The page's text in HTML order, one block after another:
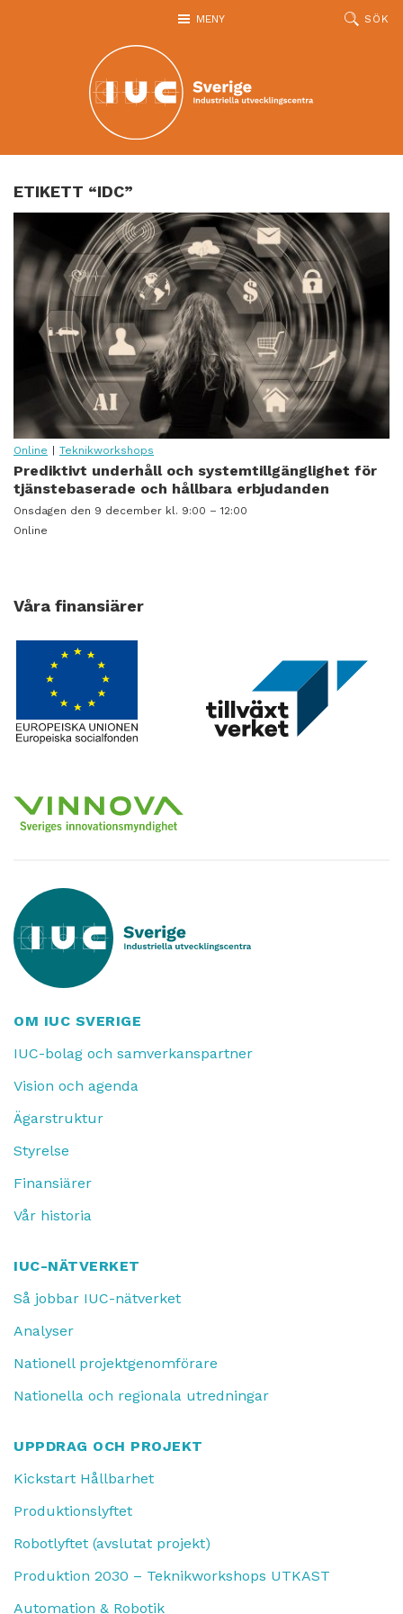
MENY SÖK
ETIKETT “IDC”
Online | Teknikworkshops
Prediktivt underhåll och systemtillgänglighet för
tjänstebaserade och hållbara erbjudanden
Onsdagen den 9 december kl. 9:00 – 12:00
Online
Våra finansiärer
OM IUC SVERIGE
IUC-bolag och samverkanspartner
Vision och agenda
Ägarstruktur
Styrelse
Finansiärer
Vår historia
IUC-NÄTVERKET
Så jobbar IUC-nätverket
Analyser
Nationell projektgenomförare
Nationella och regionala utredningar
UPPDRAG OCH PROJEKT
Kickstart Hållbarhet
Produktionslyftet
Robotlyftet (avslutat projekt)
Produktion 2030 – Teknikworkshops UTKAST
Automation & Robotik